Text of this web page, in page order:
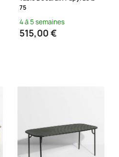
75
4 à 5 semaines
515,00 €